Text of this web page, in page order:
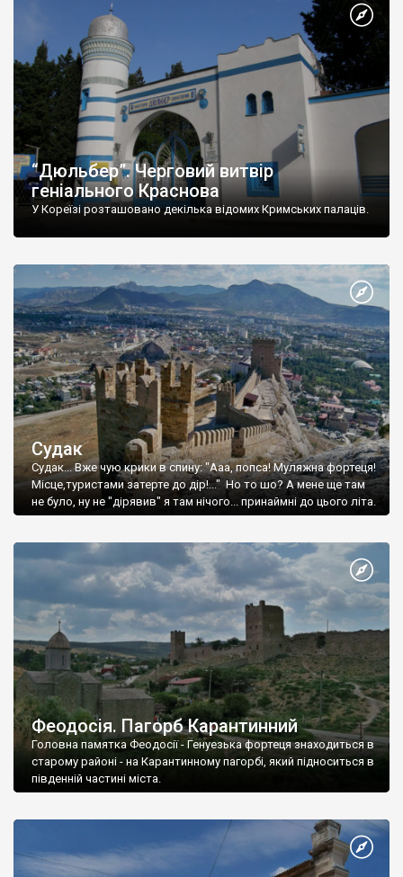
“Дюльбер”. Черговий витвір
геніального Краснова
У Кореїзі розташовано декілька відомих Кримських палаців.
Судак
Судак... Вже чую крики в спину: "Ааа, попса! Муляжна фортеця!
Місце,туристами затерте до дір!..." Но то шо? А мене ще там
не було, ну не "дірявив" я там нічого... принаймні до цього літа.
Феодосія. Пагорб Карантинний
Головна памятка Феодосії - Генуезька фортеця знаходиться в
старому районі - на Карантинному пагорбі, який підноситься в
південній частині міста.